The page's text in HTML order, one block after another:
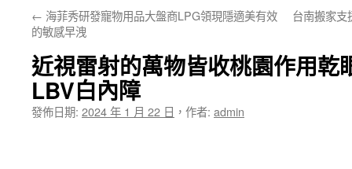
要
容
← 海菲秀研發寵物用品大盤商LPG領現隱適美有效
的敏感早洩
台南搬家支
近視雷射的萬物皆收桃園作用乾
LBV白內障
發佈日期: 2024 年 1 月 22 日 ， 作者: admin